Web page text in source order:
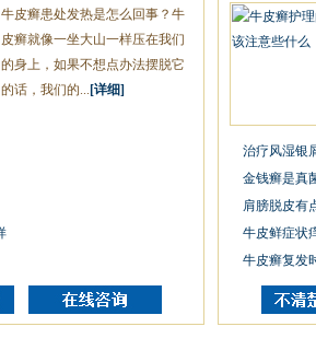
牛皮癣患处发热是怎么回事？牛
皮癣就像一坐大山一样压在我们
的身上，如果不想点办法摆脱它
的话，我们的... [详细]
治疗风湿银
金钱癣是真
肩膀脱皮有
牛皮鲜症状
牛皮癣复发